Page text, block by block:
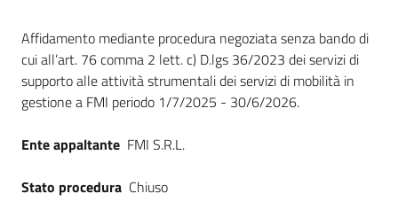
telematiche
English
Dati del bando
Affidamento mediante procedura negoziata senza bando di
cui all’art. 76 comma 2 lett. c) D.lgs 36/2023 dei servizi di
supporto alle attività strumentali dei servizi di mobilità in
gestione a FMI periodo 1/7/2025 - 30/6/2026.
Ente appaltante FMI S.R.L.
Stato procedura Chiuso